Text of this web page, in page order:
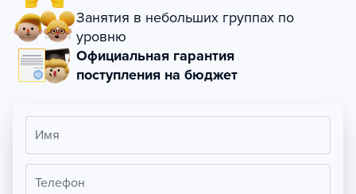
Занятия в небольших группах по
уровню
Официальная гарантия
поступления на бюджет
Имя
Телефон